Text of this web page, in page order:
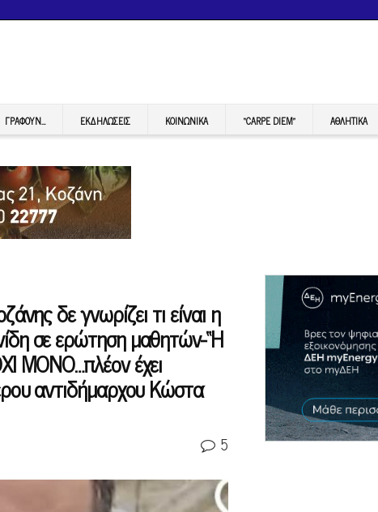
ΓΡΆΦΟΥΝ… ΕΚΔΗΛΏΣΕΙΣ ΚΟΙΝΩΝΙΚΆ “CARPE DIEM” ΑΘΛΗΤΙΚΆ
δε γνωρίζει τι είναι η
σε ερώτηση μαθητών-“Η
ΜΟΝΟ…πλέον έχει
αντιδήμαρχου Κώστα
5